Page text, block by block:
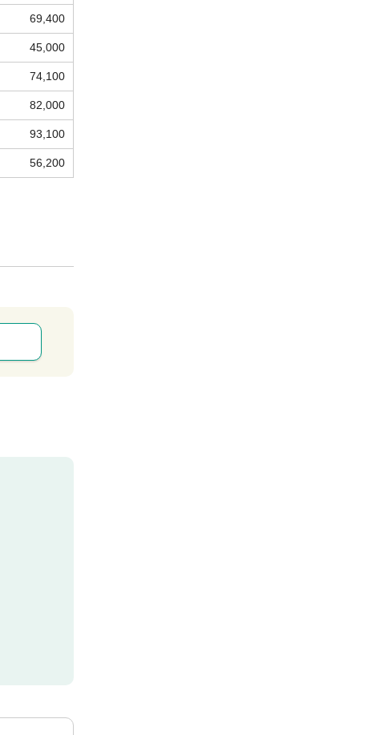
69,400
45,000
74,100
82,000
93,100
56,200